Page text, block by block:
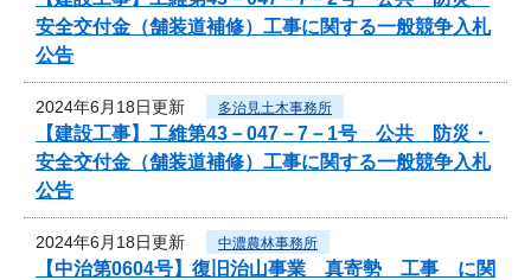
安全交付金（舗装道補修）工事に関する一般競争入札
公告
2024年6月18日更新 多治見土木事務所
【建設工事】工維第43－047－7－1号 公共 防災・
安全交付金（舗装道補修）工事に関する一般競争入札
公告
2024年6月18日更新 中濃農林事務所
【中治第0604号】復旧治山事業 真寄勢 工事 に関